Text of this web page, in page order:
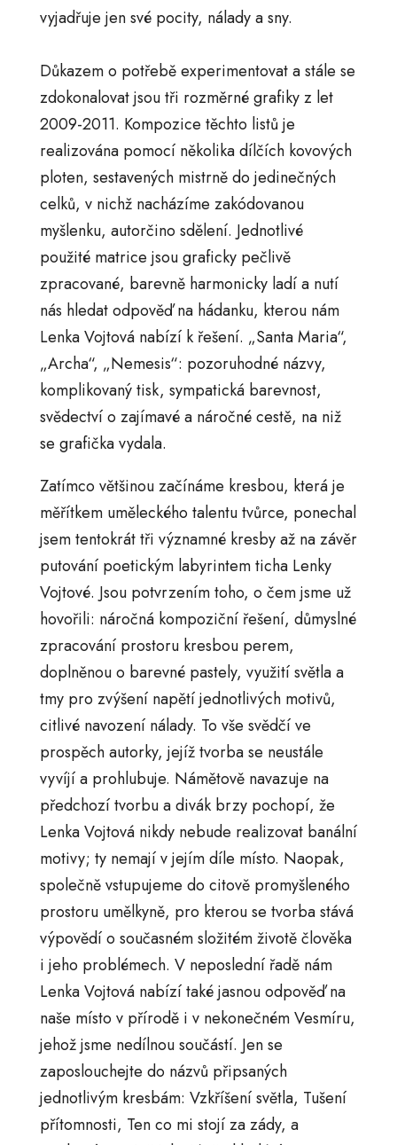
vyjadřuje jen své pocity, nálady a sny.
Důkazem o potřebě experimentovat a stále se
zdokonalovat jsou tři rozměrné grafiky z let
2009-2011. Kompozice těchto listů je
realizována pomocí několika dílčích kovových
ploten, sestavených mistrně do jedinečných
celků, v nichž nacházíme zakódovanou
myšlenku, autorčino sdělení. Jednotlivé
použité matrice jsou graficky pečlivě
zpracované, barevně harmonicky ladí a nutí
nás hledat odpověď na hádanku, kterou nám
Lenka Vojtová nabízí k řešení. „Santa Maria“,
„Archa“, „Nemesis“: pozoruhodné názvy,
komplikovaný tisk, sympatická barevnost,
svědectví o zajímavé a náročné cestě, na niž
se grafička vydala.
Zatímco většinou začínáme kresbou, která je
měřítkem uměleckého talentu tvůrce, ponechal
jsem tentokrát tři významné kresby až na závěr
putování poetickým labyrintem ticha Lenky
Vojtové. Jsou potvrzením toho, o čem jsme už
hovořili: náročná kompoziční řešení, důmyslné
zpracování prostoru kresbou perem,
doplněnou o barevné pastely, využití světla a
tmy pro zvýšení napětí jednotlivých motivů,
citlivé navození nálady. To vše svědčí ve
prospěch autorky, jejíž tvorba se neustále
vyvíjí a prohlubuje. Námětově navazuje na
předchozí tvorbu a divák brzy pochopí, že
Lenka Vojtová nikdy nebude realizovat banální
motivy; ty nemají v jejím díle místo. Naopak,
společně vstupujeme do citově promyšleného
prostoru umělkyně, pro kterou se tvorba stává
výpovědí o současném složitém životě člověka
i jeho problémech. V neposlední řadě nám
Lenka Vojtová nabízí také jasnou odpověď na
naše místo v přírodě i v nekonečném Vesmíru,
jehož jsme nedílnou součástí. Jen se
zaposlouchejte do názvů připsaných
jednotlivým kresbám: Vzkříšení světla, Tušení
přítomnosti, Ten co mi stojí za zády, a